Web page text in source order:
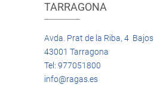
TARRAGONA
Avda. Prat de la Riba, 4 Bajos
43001 Tarragona
Tel: 977051800
info@ragas.es